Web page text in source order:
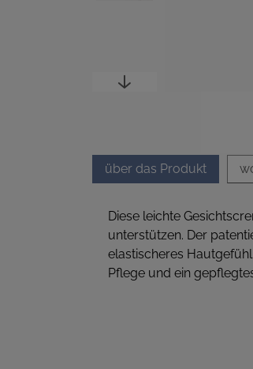
über das Produkt
Diese leichte
unterstützen. Der
elastischeres
Pflege und ein